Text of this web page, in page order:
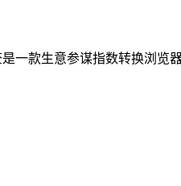
一款生意参谋指数转换浏